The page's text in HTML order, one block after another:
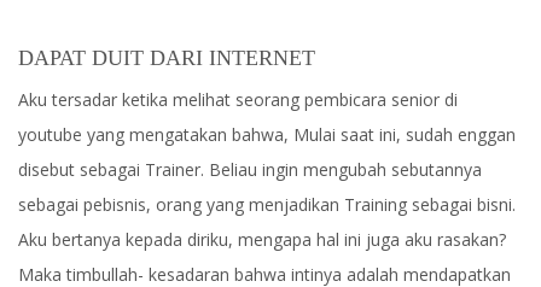
DAPAT DUIT DARI INTERNET
Aku tersadar ketika melihat seorang pembicara senior di
youtube yang mengatakan bahwa, Mulai saat ini, sudah enggan
disebut sebagai Trainer. Beliau ingin mengubah sebutannya
sebagai pebisnis, orang yang menjadikan Training sebagai bisni.
Aku bertanya kepada diriku, mengapa hal ini juga aku rasakan?
Maka timbullah- kesadaran bahwa intinya adalah mendapatkan